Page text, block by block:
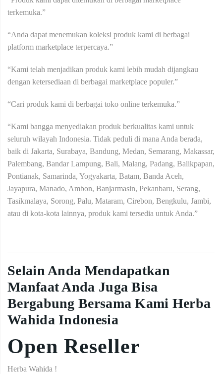
terkemuka.”
“Anda dapat menemukan koleksi produk kami di berbagai
platform marketplace terpercaya.”
“Kami telah menjadikan produk kami lebih mudah dijangkau
dengan ketersediaan di berbagai marketplace populer.”
“Cari produk kami di berbagai toko online terkemuka.”
“Kami bangga menyediakan produk berkualitas kami untuk
seluruh wilayah Indonesia. Tidak peduli di mana Anda berada,
baik di Jakarta, Surabaya, Bandung, Medan, Semarang, Makassar,
Palembang, Bandar Lampung, Bali, Malang, Padang, Balikpapan,
Pontianak, Samarinda, Yogyakarta, Batam, Banda Aceh,
Jayapura, Manado, Ambon, Banjarmasin, Pekanbaru, Serang,
Tasikmalaya, Sorong, Palu, Mataram, Cirebon, Bengkulu, Jambi,
atau di kota-kota lainnya, produk kami tersedia untuk Anda.”
Selain Anda Mendapatkan
Manfaat Anda Juga Bisa
Bergabung Bersama Kami Herba
Wahida Indonesia
Open Reseller
Herba Wahida !